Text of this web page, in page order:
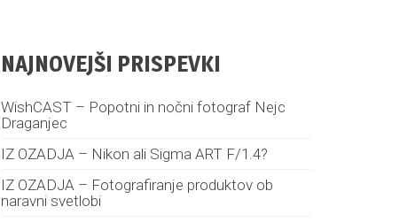
NAJNOVEJŠI PRISPEVKI
WishCAST – Popotni in nočni fotograf Nejc
Draganjec
IZ OZADJA – Nikon ali Sigma ART F/1.4?
IZ OZADJA – Fotografiranje produktov ob
naravni svetlobi